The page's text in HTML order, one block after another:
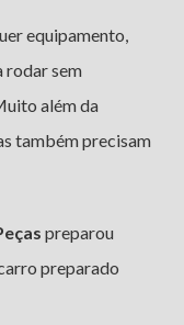
equipamento,
rodar sem
além da
também precisam
preparou
preparado